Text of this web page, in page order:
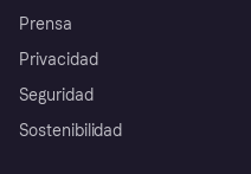
Prensa
Privacidad
Seguridad
Sostenibilidad